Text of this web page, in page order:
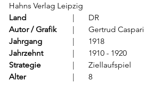
Hahns Verlag Leipzig
Land
			  |	DR
Autor / Grafik
	  |	Gertrud Caspari
Jahrgang
		  |	1918
Jahrzehnt
		  |	1910 - 1920
Strategie
		  |	Ziellaufspiel
Alter
			  |	8